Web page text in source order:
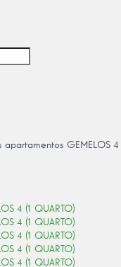
apartamentos GEMELOS 4